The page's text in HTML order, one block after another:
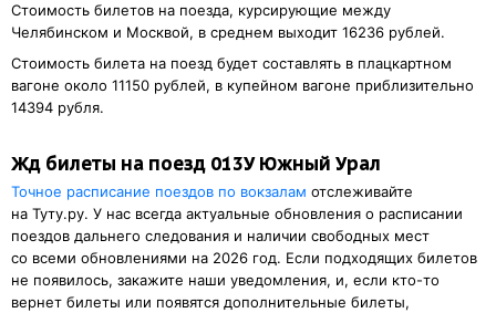
Стоимость билетов на поезда, курсирующие между
Челябинском и Москвой, в среднем выходит 16236 рублей.
Стоимость билета на поезд будет составлять в плацкартном
вагоне около 11150 рублей, в купейном вагоне приблизительно
14394 рубля.
Жд билеты на поезд 013У Южный Урал
Точное расписание поездов по вокзалам отслеживайте
на Туту.ру. У нас всегда актуальные обновления о расписании
поездов дальнего следования и наличии свободных мест
со всеми обновлениями на 2026 год. Если подходящих билетов
не появилось, закажите наши уведомления, и, если кто-то
вернет билеты или появятся дополнительные билеты,